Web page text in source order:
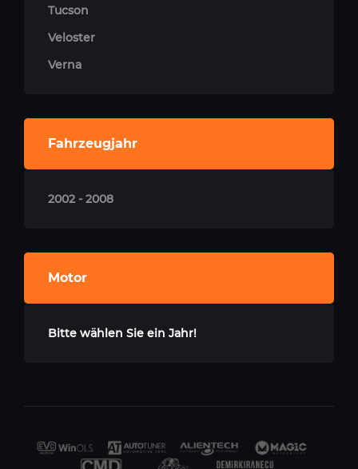
Tucson
Veloster
Verna
Fahrzeugjahr
2002 - 2008
Motor
Bitte wählen Sie ein Jahr!